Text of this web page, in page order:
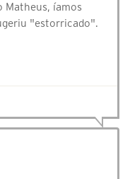
Matheus, íamos
"estorricado".